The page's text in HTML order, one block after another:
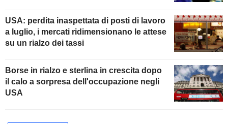
USA: perdita inaspettata di posti di lavoro
a luglio, i mercati ridimensionano le attese
su un rialzo dei tassi
Borse in rialzo e sterlina in crescita dopo
il calo a sorpresa dell'occupazione negli
USA